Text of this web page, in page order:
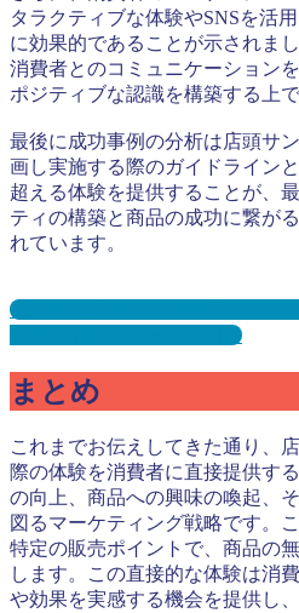
タラクティブな体験やSNSを活
に効果的であることが示されま
消費者とのコミュニケーション
ポジティブな認識を構築する上
最後に成功事例の分析は店頭サ
画し実施する際のガイドライン
超える体験を提供することが、
ティの構築と商品の成功に繋が
れています。
ジム・スポーツジム・フィット
メリット３選と事例を紹介
まとめ
これまでお伝えしてきた通り、
際の体験を消費者に直接提供す
の向上、商品への興味の喚起、
図るマーケティング戦略です。
特定の販売ポイントで、商品の
します。この直接的な体験は消
や効果を実感する機会を提供し